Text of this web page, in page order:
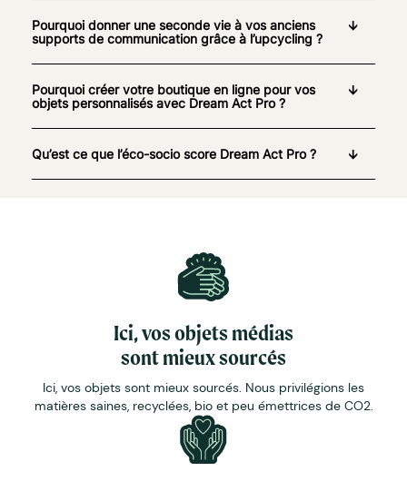
Pourquoi donner une seconde vie à vos anciens
supports de communication grâce à l’upcycling ?
Pourquoi créer votre boutique en ligne pour vos
objets personnalisés avec Dream Act Pro ?
Qu’est ce que l’éco-socio score Dream Act Pro ?
Ici, vos objets médias
sont mieux sourcés
Ici, vos objets sont mieux sourcés. Nous privilégions les
matières saines, recyclées, bio et peu émettrices de CO2.